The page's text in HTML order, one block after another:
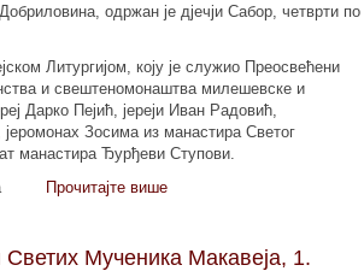
одржан је дјечји Сабор, четврти по
Литургијом, коју је служио Преосвећени
и свештеномонаштва милешевске и
Дарко Пејић, јереји Иван Радовић,
Зосима из манастира Светог
манастира Ђурђеви Ступови.
Прочитајте више
Мученика Макавеја, 1.